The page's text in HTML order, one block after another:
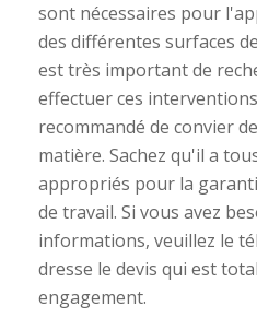
sont nécessaires pour
des différentes surfaces
est très important de
effectuer ces
recommandé de convier
matière. Sachez qu'il a
appropriés pour la
de travail. Si vous avez
informations, veuillez le
dresse le devis qui est
engagement.